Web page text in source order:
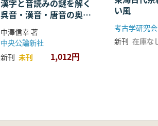
漢字と音読みの謎を解く
呉音・漢音・唐音の奥深
い世界
中澤信幸 著
中央公論新社
新刊 未刊 1,012円
い風
考古学研究
新刊 在庫な